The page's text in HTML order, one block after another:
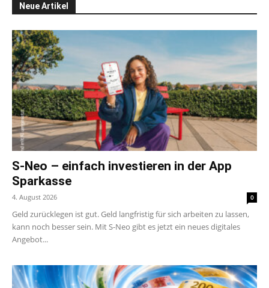
Neue Artikel
S-Neo – einfach investieren in der App
Sparkasse
4. August 2026 0
Geld zurücklegen ist gut. Geld langfristig für sich arbeiten zu lassen,
kann noch besser sein. Mit S-Neo gibt es jetzt ein neues digitales
Angebot...